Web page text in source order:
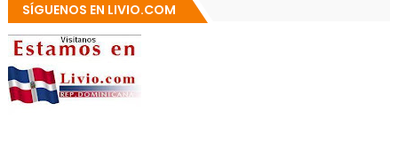
SÍGUENOS EN LIVIO.COM